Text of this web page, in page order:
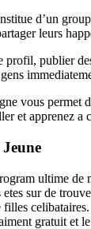
d’un
leurs
profil, publier
vous permet
et apprenez a
ultime de
sur de
gratuit et